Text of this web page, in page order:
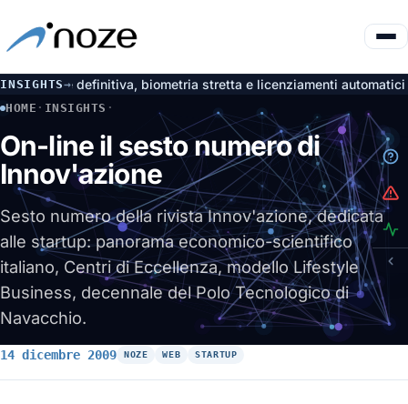
INSIGHTS→
definitiva, biometria stretta e licenziamenti automatici nulli4
HOME · INSIGHTS ·
ON-LINE IL SESTO NUMERO DI INNOV'AZIONE
On-line il sesto numero di
Innov'azione
Sesto numero della rivista Innov'azione, dedicata
alle startup: panorama economico-scientifico
italiano, Centri di Eccellenza, modello Lifestyle
Business, decennale del Polo Tecnologico di
Navacchio.
14 dicembre 2009 NOZE WEB STARTUP